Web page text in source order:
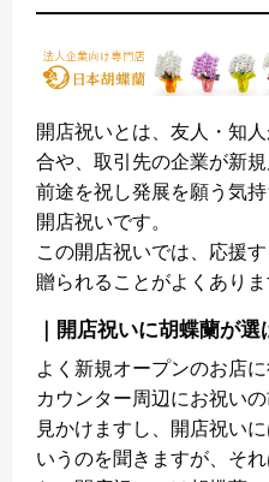
開店祝いとは、友人・知
合や、取引先の企業が新
前途を祝し発展を願う気
開店祝いです。
この開店祝いでは、応援
贈られることがよくありま
｜開店祝いに胡蝶蘭が
よく新規オープンのお店
カウンター周辺にお祝い
見かけますし、開店祝い
いうのを聞きますが、そ